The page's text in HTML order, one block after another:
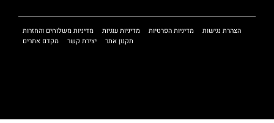
הצהרת נגישות מדיניות הפרטיות מדיניות עוגיות
מדיניות משלוחים והחזרות
תקנון אתר
יצירת קשר מקדם אתרים